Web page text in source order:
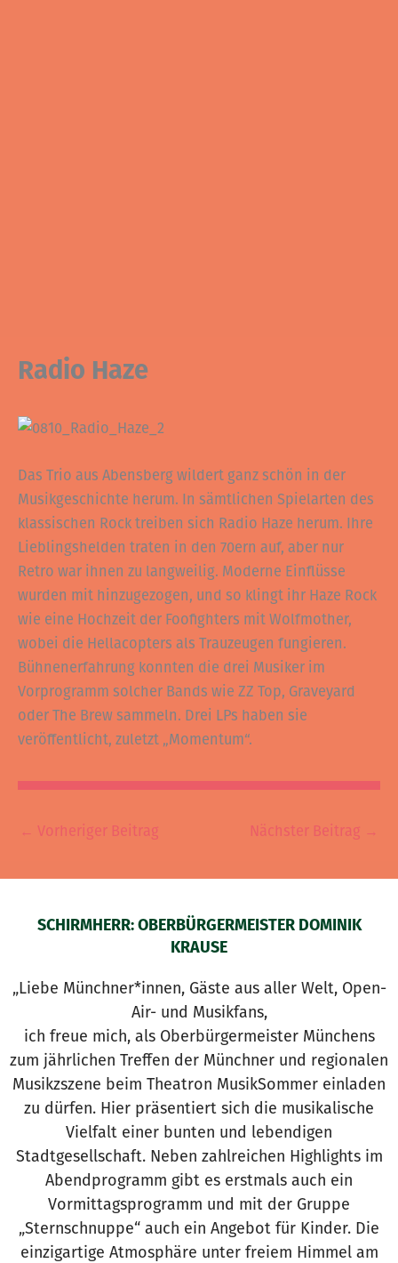
Radio Haze
Das Trio aus Abensberg wildert ganz schön in der
Musikgeschichte herum. In sämtlichen Spielarten des
klassischen Rock treiben sich Radio Haze herum. Ihre
Lieblingshelden traten in den 70ern auf, aber nur
Retro war ihnen zu langweilig. Moderne Einflüsse
wurden mit hinzugezogen, und so klingt ihr Haze Rock
wie eine Hochzeit der Foofighters mit Wolfmother,
wobei die Hellacopters als Trauzeugen fungieren.
Bühnenerfahrung konnten die drei Musiker im
Vorprogramm solcher Bands wie ZZ Top, Graveyard
oder The Brew sammeln. Drei LPs haben sie
veröffentlicht, zuletzt „Momentum“.
← Vorheriger Beitrag Nächster Beitrag →
SCHIRMHERR: OBERBÜRGERMEISTER DOMINIK
KRAUSE
„Liebe Münchner*innen, Gäste aus aller Welt, Open-
Air- und Musikfans,
ich freue mich, als Oberbürgermeister Münchens
zum jährlichen Treffen der Münchner und regionalen
Musikzszene beim Theatron MusikSommer einladen
zu dürfen. Hier präsentiert sich die musikalische
Vielfalt einer bunten und lebendigen
Stadtgesellschaft. Neben zahlreichen Highlights im
Abendprogramm gibt es erstmals auch ein
Vormittagsprogramm und mit der Gruppe
„Sternschnuppe“ auch ein Angebot für Kinder. Die
einzigartige Atmosphäre unter freiem Himmel am